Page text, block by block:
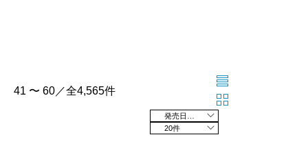
41 〜 60／全4,565件
20件